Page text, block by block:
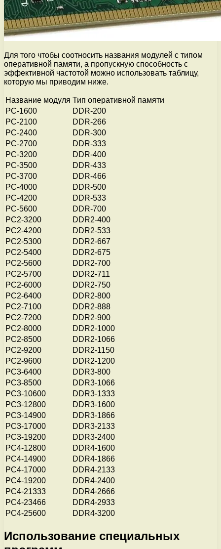
Для того чтобы соотносить названия модулей с типом
оперативной памяти, а пропускную способность с
эффективной частотой можно использовать таблицу,
которую мы приводим ниже.
Название модуля Тип оперативной памяти
PC-1600
DDR-200
PC-2100
DDR-266
PC-2400
DDR-300
PC-2700
DDR-333
PC-3200
DDR-400
PC-3500
DDR-433
PC-3700
DDR-466
PC-4000
DDR-500
PC-4200
DDR-533
PC-5600
DDR-700
PC2-3200
DDR2-400
PC2-4200
DDR2-533
PC2-5300
DDR2-667
PC2-5400
DDR2-675
PC2-5600
DDR2-700
PC2-5700
DDR2-711
PC2-6000
DDR2-750
PC2-6400
DDR2-800
PC2-7100
DDR2-888
PC2-7200
DDR2-900
PC2-8000
DDR2-1000
PC2-8500
DDR2-1066
PC2-9200
DDR2-1150
PC2-9600
DDR2-1200
PC3-6400
DDR3-800
PC3-8500
DDR3-1066
PC3-10600
DDR3-1333
PC3-12800
DDR3-1600
PC3-14900
DDR3-1866
PC3-17000
DDR3-2133
PC3-19200
DDR3-2400
PC4-12800
DDR4-1600
PC4-14900
DDR4-1866
PC4-17000
DDR4-2133
PC4-19200
DDR4-2400
PC4-21333
DDR4-2666
PC4-23466
DDR4-2933
PC4-25600
DDR4-3200
Использование специальных